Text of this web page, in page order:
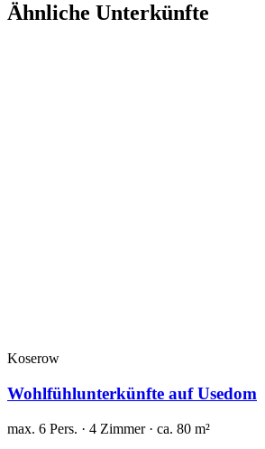
Ähnliche Unterkünfte
Koserow
Wohlfühlunterkünfte auf Usedom
max. 6 Pers. · 4 Zimmer · ca. 80 m²